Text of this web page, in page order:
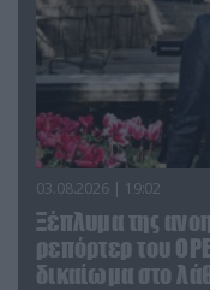
03.08.2026 | 19:02
Ξέπλυμα της
ρεπόρτερ του
δικαίωμα στο